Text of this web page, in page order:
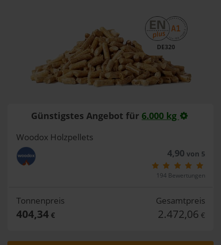
DE320
Günstigstes Angebot für 6.000 kg
Woodox Holzpellets
4,90 von 5
194 Bewertungen
Tonnenpreis
404,34€
Gesamtpreis
2.472,06 €